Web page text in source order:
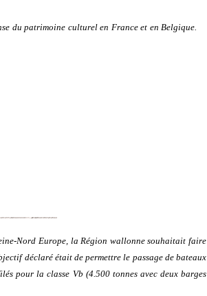
du patrimoine culturel en France et en Belgique.
Nord Europe, la Région wallonne souhaitait faire
déclaré était de permettre le passage de bateaux
pour la classe Vb (4.500 tonnes avec deux barges